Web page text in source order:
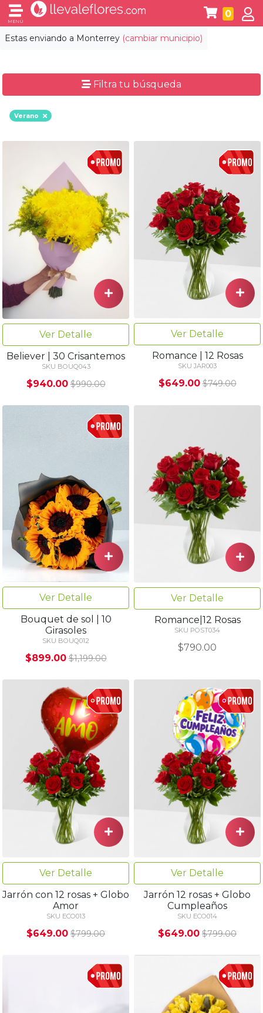
Estas enviando a Monterrey (cambiar municipio)
MENÚ
0
Filtra tu búsqueda
Verano
Ver Detalle
Believer | 30 Crisantemos
SKU BOUQ043
$940.00 $990.00
Ver Detalle
Romance | 12 Rosas
SKU JAR003
$649.00 $749.00
Ver Detalle
Bouquet de sol | 10
Girasoles
SKU BOUQ012
$899.00 $1,199.00
Ver Detalle
Romance|12 Rosas
SKU POST034
$790.00
Ver Detalle
Jarrón con 12 rosas + Globo
Amor
SKU ECO013
$649.00 $799.00
Ver Detalle
Jarrón 12 rosas + Globo
Cumpleaños
SKU ECO014
$649.00 $799.00